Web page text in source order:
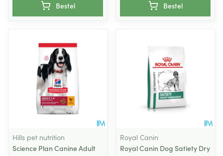
Bestel Bestel
Hills pet nutrition
Science Plan Canine Adult
Royal Canin
Royal Canin Dog Satiety Dry